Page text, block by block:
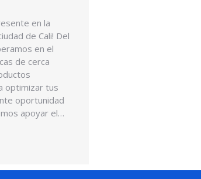
en la
de Cali! Del
en el
de cerca
optimizar tus
oportunidad
apoyar el…